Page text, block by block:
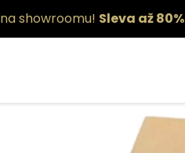
na showroomu! Sleva až 80%